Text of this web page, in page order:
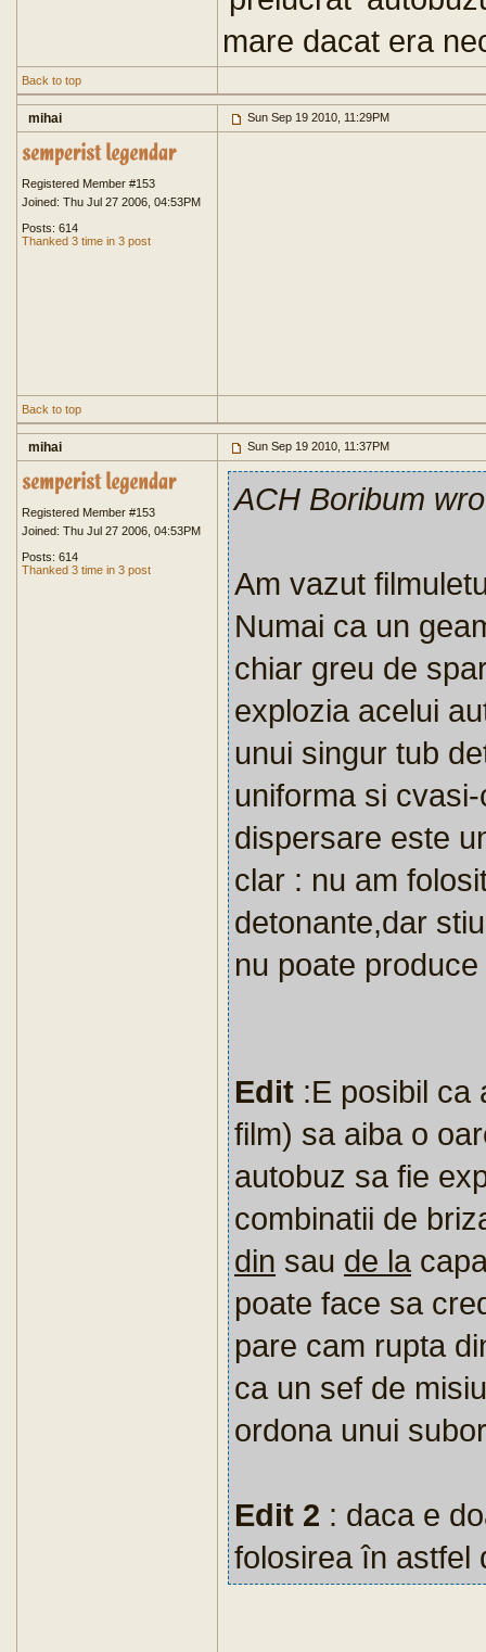
mare dacat era
Back to top
mihai Sun Sep 19 2010, 11:29PM
Registered Member #153
Joined: Thu Jul 27 2006, 04:53PM
Posts: 614
Thanked 3 time in 3 post
Back to top
mihai Sun Sep 19 2010, 11:37PM
Registered Member #153
Joined: Thu Jul 27 2006, 04:53PM
Posts: 614
Thanked 3 time in 3 post
ACH Boribum
Am vazut
Numai ca un
chiar greu de
explozia acelui
unui singur tub
uniforma si
dispersare este
clar : nu am
detonante,dar
nu poate
Edit :E posibil ca
film) sa aiba o
autobuz sa fie
combinatii de
din sau de la
poate face sa
pare cam rupta
ca un sef de
ordona unui
Edit 2 : daca e
folosirea în astfel